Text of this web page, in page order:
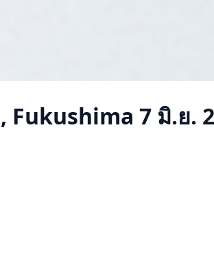
Fukushima 7 มิ.ย.